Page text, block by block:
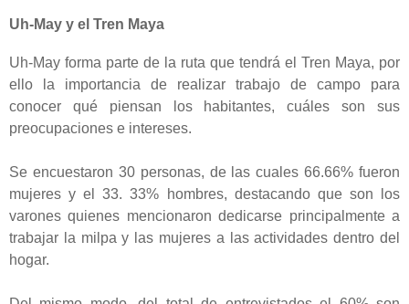
Uh-May y el Tren Maya
Uh-May forma parte de la ruta que tendrá el Tren Maya, por
ello la importancia de realizar trabajo de campo para
conocer qué piensan los habitantes, cuáles son sus
preocupaciones e intereses.
Se encuestaron 30 personas, de las cuales 66.66% fueron
mujeres y el 33. 33% hombres, destacando que son los
varones quienes mencionaron dedicarse principalmente a
trabajar la milpa y las mujeres a las actividades dentro del
hogar.